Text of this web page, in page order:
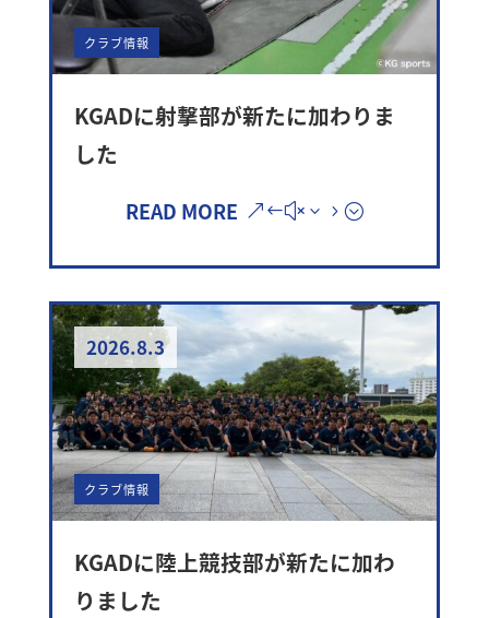
クラブ情報
KGADに射撃部が新たに加わりま
した
READ MORE
2026.8.3
クラブ情報
KGADに陸上競技部が新たに加わ
りました